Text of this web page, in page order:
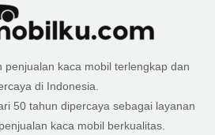
penjualan kaca mobil terlengkap dan
di Indonesia.
50 tahun dipercaya sebagai layanan
kaca mobil berkualitas.